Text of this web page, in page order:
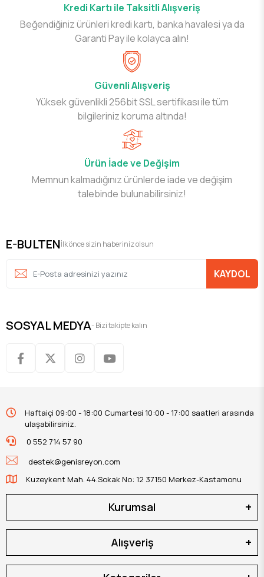
Kredi Kartı ile Taksitli Alışveriş
Beğendiğiniz ürünleri kredi kartı, banka havalesi ya da
Garanti Pay ile kolayca alın!
Güvenli Alışveriş
Yüksek güvenlikli 256bit SSL sertifikası ile tüm
bilgileriniz koruma altında!
Ürün İade ve Değişim
Memnun kalmadığınız ürünlerde iade ve değişim
talebinde bulunabilirsiniz!
E-BULTENİlk önce sizin haberiniz olsun
KAYDOL
SOSYAL MEDYA- Bizi takipte kalın
Haftaiçi 09:00 - 18:00 Cumartesi 10:00 - 17:00 saatleri arasında
ulaşabilirsiniz.
0 552 714 57 90
destek@genisreyon.com
Kuzeykent Mah. 44.Sokak No: 12 37150 Merkez-Kastamonu
Kurumsal
Alışveriş